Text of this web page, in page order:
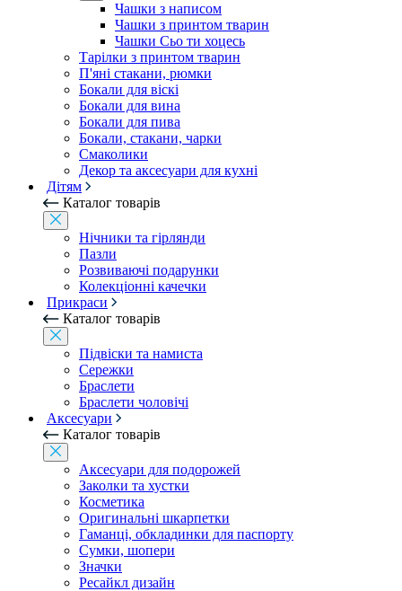
Чашки з написом
Чашки з принтом тварин
Чашки Сьо ти хоцесь
Тарілки з принтом тварин
П'яні стакани, рюмки
Бокали для віскі
Бокали для вина
Бокали для пива
Бокали, стакани, чарки
Смаколики
Декор та аксесуари для кухні
Дітям
Каталог товарів
Нічники та гірлянди
Пазли
Розвиваючі подарунки
Колекціонні качечки
Прикраси
Каталог товарів
Підвіски та намиста
Сережки
Браслети
Браслети чоловічі
Аксесуари
Каталог товарів
Аксесуари для подорожей
Заколки та хустки
Косметика
Оригинальні шкарпетки
Гаманці, обкладинки для паспорту
Сумки, шопери
Значки
Ресайкл дизайн